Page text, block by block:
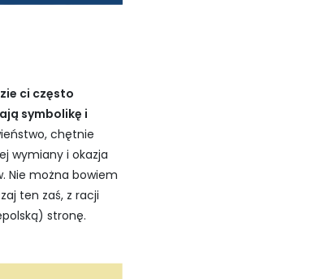
ci często
symbolikę i
chętnie
wymiany i okazja
Nie można bowiem
ten zaś, z racji
stronę.